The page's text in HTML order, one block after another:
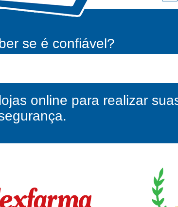
se é confiável?
online para realizar